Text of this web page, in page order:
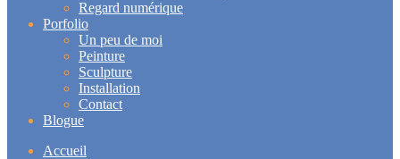
Regard numérique
Porfolio
Un peu de moi
Peinture
Sculpture
Installation
Contact
Blogue
Accueil